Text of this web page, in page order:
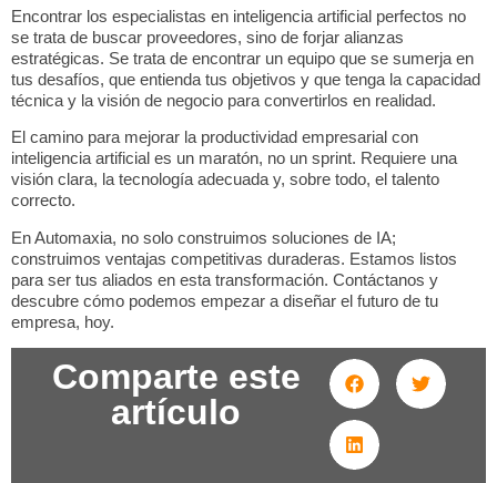
Encontrar los especialistas en inteligencia artificial perfectos no
se trata de buscar proveedores, sino de forjar alianzas
estratégicas. Se trata de encontrar un equipo que se sumerja en
tus desafíos, que entienda tus objetivos y que tenga la capacidad
técnica y la visión de negocio para convertirlos en realidad.
El camino para mejorar la productividad empresarial con
inteligencia artificial es un maratón, no un sprint. Requiere una
visión clara, la tecnología adecuada y, sobre todo, el talento
correcto.
EnAutomaxia, no solo construimos soluciones de IA;
construimos ventajas competitivas duraderas. Estamos listos
para ser tus aliados en esta transformación. Contáctanos y
descubre cómo podemos empezar a diseñar el futuro de tu
empresa, hoy.
Comparte este
artículo